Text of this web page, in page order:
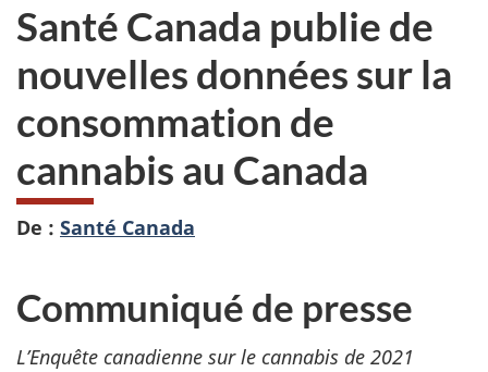
Santé Canada publie de
nouvelles données sur la
consommation de
cannabis au Canada
De : Santé Canada
Communiqué de presse
L’Enquête canadienne sur le cannabis de 2021